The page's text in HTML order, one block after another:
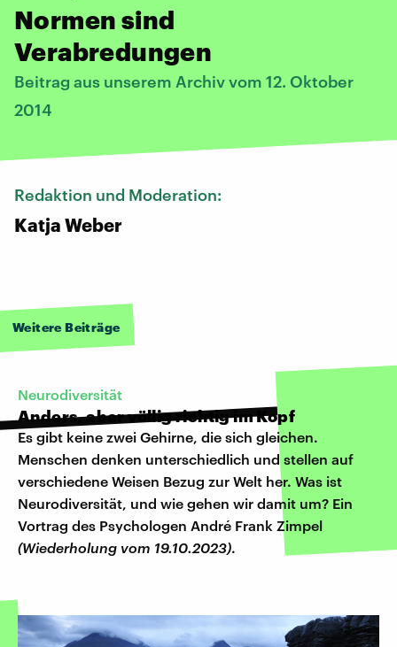
Normen sind
Verabredungen
Beitrag aus unserem Archiv vom 12. Oktober
2014
Redaktion und Moderation:
Katja Weber
Weitere Beiträge
Neurodiversität
Anders, aber völlig richtig im Kopf
Es gibt keine zwei Gehirne, die sich gleichen.
Menschen denken unterschiedlich und stellen auf
verschiedene Weisen Bezug zur Welt her. Was ist
Neurodiversität, und wie gehen wir damit um? Ein
Vortrag des Psychologen André Frank Zimpel
(Wiederholung vom 19.10.2023).